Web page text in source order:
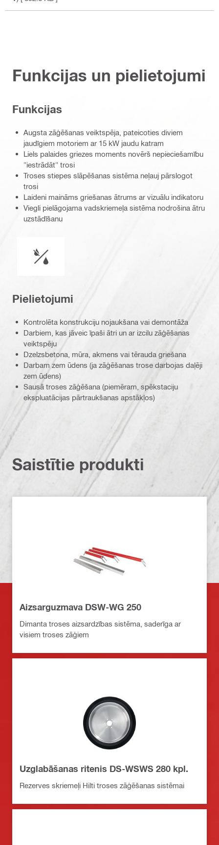
Funkcijas un pielietojumi
Funkcijas
Augsta zāģēšanas veiktspēja, pateicoties diviem
jaudīgiem motoriem ar 15 kW jaudu katram
Liels palaides griezes moments novērš nepieciešamību
"iestrādāt" trosi
Troses stiepes slāpēšanas sistēma neļauj pārslogot
trosi
Laideni maināms griešanas ātrums ar vizuālu indikatoru
Viegli pielāgojama vadskriemeļa sistēma nodrošina ātru
uzstādīšanu
Pielietojumi
Kontrolēta konstrukciju nojaukšana vai demontāža
Darbiem, kas jāveic īpaši ātri un ar izcilu zāģēšanas
veiktspēju
Dzelzsbetona, mūra, akmens vai tērauda griešana
Darbam zem ūdens (ja zāģēšanas trose darbojas daļēji
zem ūdens)
Sausā troses zāģēšana (piemēram, spēkstaciju
ekspluatācijas pārtraukšanas apstākļos)
Saistītie produkti
Aizsarguzmava DSW-WG 250
Dimanta troses aizsardzības sistēma, saderīga ar
visiem troses zāģiem
Uzglabāšanas ritenis DS-WSWS 280 kpl.
Rezerves skriemeļi Hilti troses zāģēšanas sistēmai